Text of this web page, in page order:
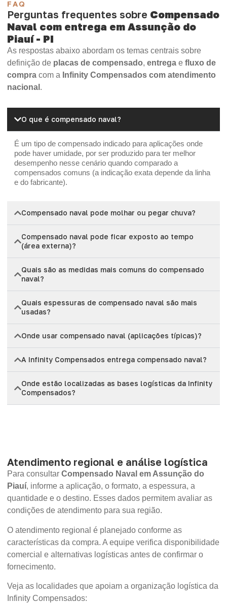
FAQ
Perguntas frequentes sobre Compensado
Naval com entrega em Assunção do
Piauí - PI
As respostas abaixo abordam os temas centrais sobre
definição de placas de compensado, entrega e fluxo de
compra com a Infinity Compensados com atendimento
nacional .
O que é compensado naval?
É um tipo de compensado indicado para aplicações onde
pode haver umidade, por ser produzido para ter melhor
desempenho nesse cenário quando comparado a
compensados comuns (a indicação exata depende da linha
e do fabricante).
Compensado naval pode molhar ou pegar chuva?
Compensado naval pode ficar exposto ao tempo
(área externa)?
Quais são as medidas mais comuns do compensado
naval?
Quais espessuras de compensado naval são mais
usadas?
Onde usar compensado naval (aplicações típicas)?
A Infinity Compensados entrega compensado naval?
Onde estão localizadas as bases logísticas da Infinity
Compensados?
Atendimento regional e análise logística
Para consultar Compensado Naval em Assunção do
Piauí, informe a aplicação, o formato, a espessura, a
quantidade e o destino. Esses dados permitem avaliar as
condições de atendimento para sua região.
O atendimento regional é planejado conforme as
características da compra. A equipe verifica disponibilidade
comercial e alternativas logísticas antes de confirmar o
fornecimento.
Veja as localidades que apoiam a organização logística da
Infinity Compensados: